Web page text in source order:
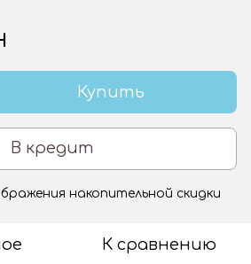
Купить
В кредит
накопительной скидки
К сравнению